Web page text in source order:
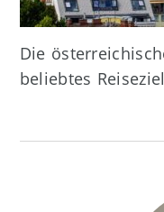
Die
beliebtes